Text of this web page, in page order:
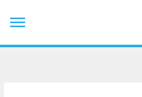
content